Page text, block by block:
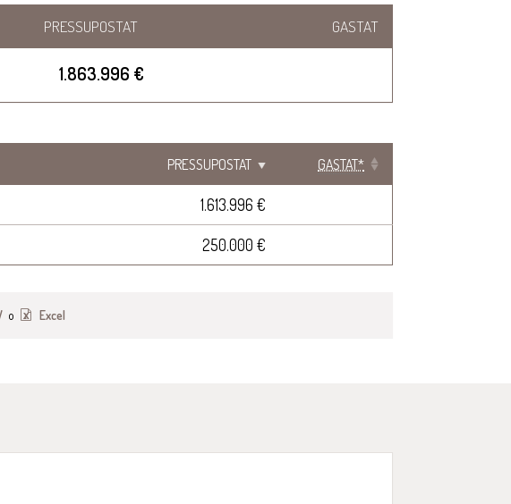
PRESSUPOSTAT GASTAT
1.863.996 €
PRESSUPOSTAT GASTAT*
1.613.996 €
250.000 €
o Excel